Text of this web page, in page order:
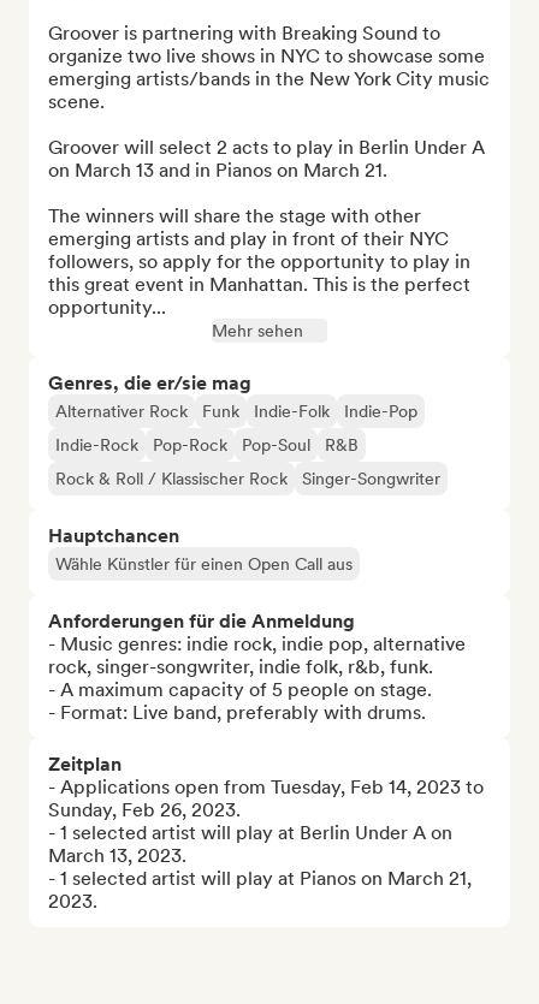
Groover is partnering with Breaking Sound to
organize two live shows in NYC to showcase some
emerging artists/bands in the New York City music
scene.
Groover will select 2 acts to play in Berlin Under A
on March 13 and in Pianos on March 21.
The winners will share the stage with other
emerging artists and play in front of their NYC
followers, so apply for the opportunity to play in
this great event in Manhattan. This is the perfect
opportunity...
Mehr sehen
Genres, die er/sie mag
Alternativer Rock Funk Indie-Folk
Indie-Pop
Indie-Rock
Pop-Rock Pop-Soul
R&B
Rock & Roll / Klassischer Rock
Singer-Songwriter
Hauptchancen
Wähle Künstler für einen Open Call aus
Anforderungen für die Anmeldung
- Music genres: indie rock, indie pop, alternative
rock, singer-songwriter, indie folk, r&b, funk.
- A maximum capacity of 5 people on stage.
- Format: Live band, preferably with drums.
Zeitplan
- Applications open from Tuesday, Feb 14, 2023 to
Sunday, Feb 26, 2023.
- 1 selected artist will play at Berlin Under A on
March 13, 2023.
- 1 selected artist will play at Pianos on March 21,
2023.